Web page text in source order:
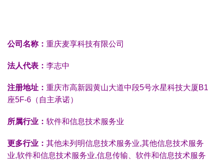
公司名称： 重庆麦享科技有限公司
法人代表： 李志中
注册地址： 重庆市高新园黄山大道中段5号水星科技大厦B1
座5F-6（自主承诺）
所属行业： 软件和信息技术服务业
更多行业： 其他未列明信息技术服务业,其他信息技术服务
业,软件和信息技术服务业,信息传输、软件和信息技术服务